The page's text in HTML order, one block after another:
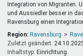
Integration von Migranten.
und Aussiedler besser in
Ravensburg einen
Region: Ravensburg
Zuletzt geändert:
Inhaltstyp:
einrichtung